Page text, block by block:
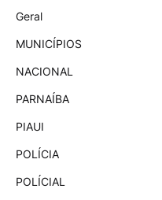
Geral
MUNICÍPIOS
NACIONAL
PARNAÍBA
PIAUI
POLÍCIA
POLÍCIAL